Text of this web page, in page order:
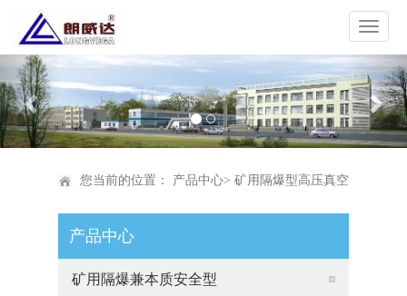
Previous
您当前的位置： 产品中心> 矿用隔爆型高压真空
配电装置
产品中心
矿用隔爆兼本质安全型